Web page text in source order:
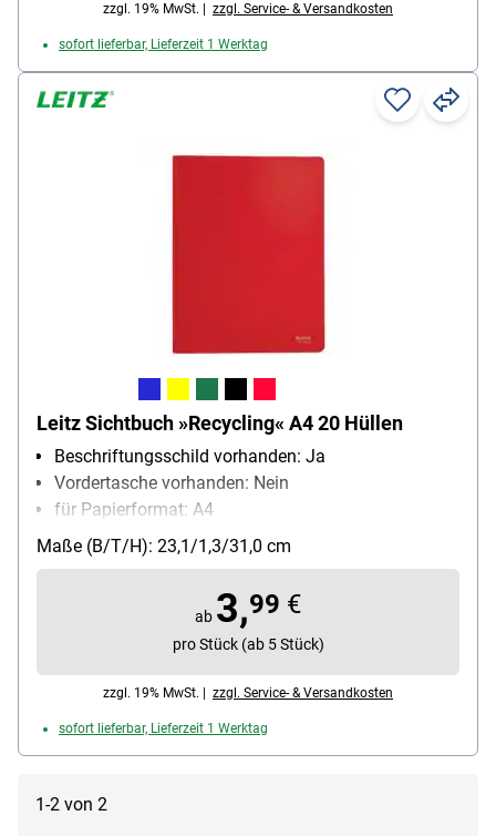
zzgl. 19% MwSt. | zzgl. Service- & Versandkosten
sofort lieferbar, Lieferzeit 1 Werktag
Leitz Sichtbuch »Recycling« A4 20 Hüllen
Beschriftungsschild vorhanden: Ja
Vordertasche vorhanden: Nein
für Papierformat: A4
Anzahl der Sichthüllen: 20 Stück
Material des Einbandes: Recycling-Polypropylen
Maße (B/T/H): 23,1/1,3/31,0 cm
ab 3,99 €
pro Stück (ab 5 Stück)
zzgl. 19% MwSt. | zzgl. Service- & Versandkosten
sofort lieferbar, Lieferzeit 1 Werktag
1-2 von 2